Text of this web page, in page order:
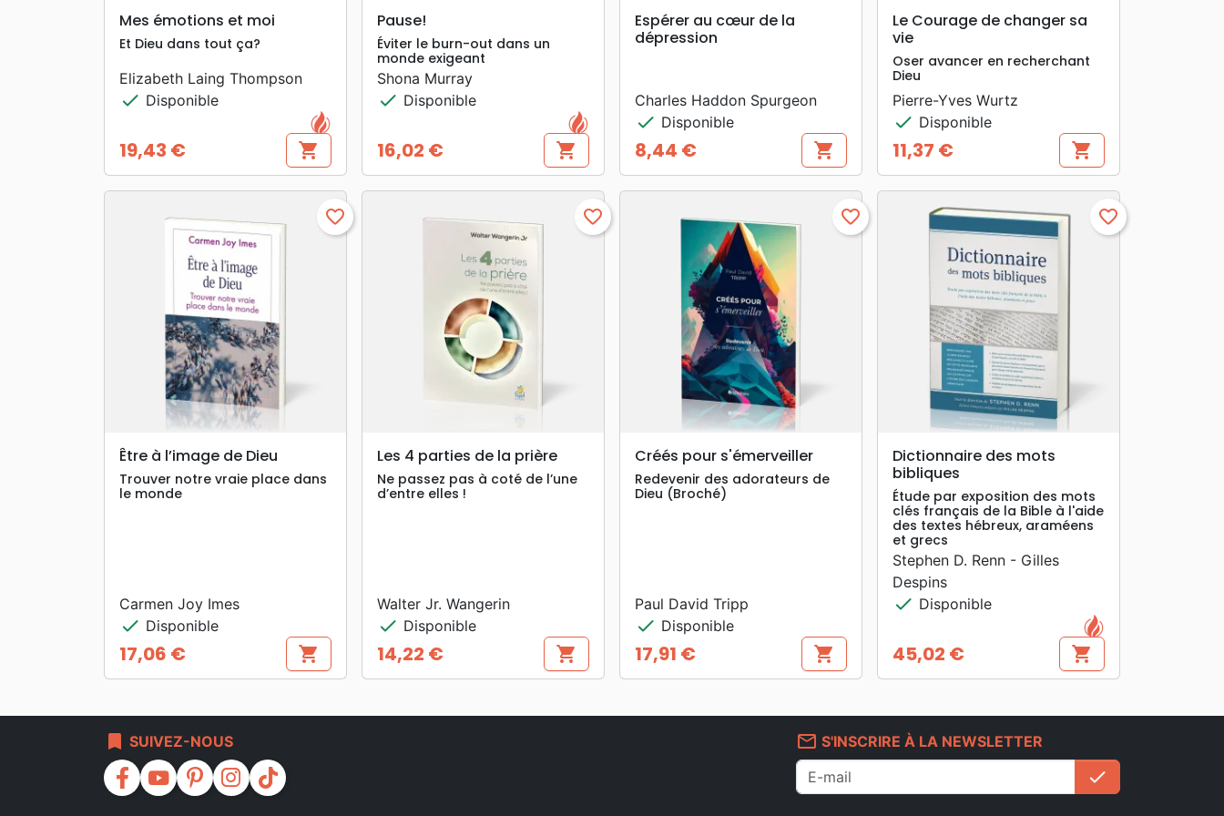
search APERÇU RAPIDE
Mes émotions et moi
Et Dieu dans tout ça?
Elizabeth Laing Thompson
check Disponible
Prix
19,43 € shopping_cart
search
Pause!
Éviter le burn-out dans un
monde exigeant
Shona Murray
check Disponible
Prix
16,02 € shopping_cart
search APERÇU RAPIDE
Espérer au cœur de la
dépression
Charles Haddon Spurgeon
check Disponible
Prix
8,44 € shopping_cart
search APERÇU RAPIDE
Le Courage de changer sa
vie
Oser avancer en recherchant
Dieu
Pierre-Yves Wurtz
check Disponible
Prix
11,37 € shopping_cart
search APERÇU RAPIDE
favorite_border
Être à l’image de Dieu
Trouver notre vraie place dans
le monde
Carmen Joy Imes
check Disponible
Prix
17,06 € shopping_cart
search APERÇU RAPIDE
favorite_border
Les 4 parties de la prière
Ne passez pas à coté de l’une
d’entre elles !
Walter Jr. Wangerin
check Disponible
Prix
14,22 € shopping_cart
search APERÇU RAPIDE
favorite_border
Créés pour s'émerveiller
Redevenir des adorateurs de
Dieu (Broché)
Paul David Tripp
check Disponible
Prix
17,91 € shopping_cart
search APERÇU RAPIDE
favorite_border
Dictionnaire des mots
bibliques
Étude par exposition des mots
clés français de la Bible à l'aide
des textes hébreux, araméens
et grecs
Stephen D. Renn - Gilles
Despins
check Disponible
Prix
45,02 € shopping_cart
bookmark SUIVEZ-NOUS
facebook youtube pinterest instagram tiktok
mail_outline S'INSCRIRE À LA NEWSLETTER
check